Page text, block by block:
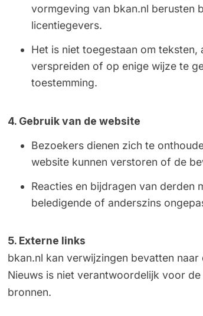
vormgeving van bkan.nl berusten
licentiegevers.
Het is niet toegestaan om
verspreiden of op enige wijze te
toestemming.
4. Gebruik van de website
Bezoekers dienen zich te
website kunnen verstoren of de
Reacties en bijdragen van derden
beledigende of anderszins
5. Externe links
bkan.nl kan verwijzingen bevatten
Nieuws is niet verantwoordelijk voor
bronnen.